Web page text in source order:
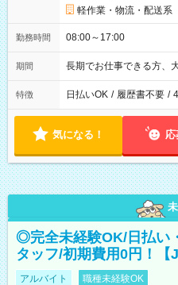
軽作業・物流・配送系
勤務時間 08:00～17:00
期間 長期でお仕事できる方、
特徴 日払いOK / 履歴書不要 /
気になる！ 応
◎完全未経験OK/日払い
タッフ/初期費用0円！【J
アルバイト 職種未経験OK